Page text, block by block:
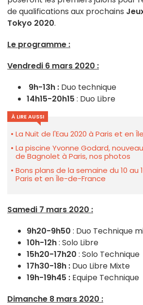
de qualifications aux prochains
Tokyo 2020.
Le programme :
Vendredi 6 mars 2020 :
9h-13h : Duo technique
14h15-20h15 : Duo Libre
À LIRE AUSSI
La Nuit de l'Eau 2020 à Paris et en
La piscine Yvonne Godard,
de Bagnolet à Paris, nos photos
Bons plans de la semaine du 10 au
Paris et en Île-de-France
Samedi 7 mars 2020 :
9h20-9h50 : Duo Technique
10h-12h: Solo Libre
15h20-17h20 : Solo Technique
17h30-18h : Duo Libre Mixte
19h-19h45 : Equipe Technique
Dimanche 8 mars 2020 :